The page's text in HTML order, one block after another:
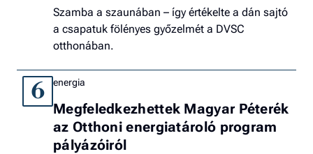
Szamba a szaunában – így értékelte a dán sajtó
a csapatuk fölényes győzelmét a DVSC
otthonában.
6 energia
Megfeledkezhettek Magyar Péterék
az Otthoni energiatároló program
pályázóiról